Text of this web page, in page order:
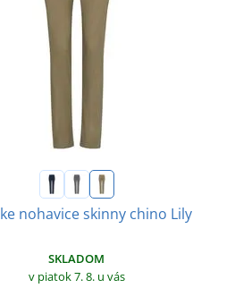
nohavice skinny chino Lily
SKLADOM
v piatok 7. 8. u vás